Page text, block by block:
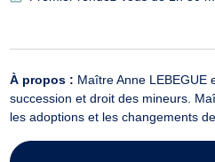
À propos : Maître Anne LEBEGUE
succession et droit des mineurs.
les adoptions et les changements